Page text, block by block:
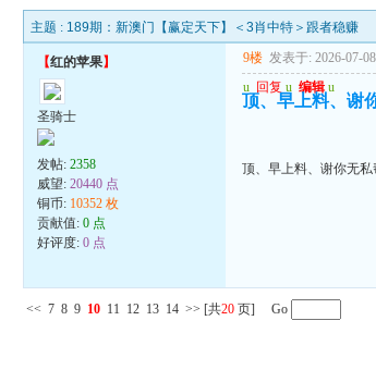
主题 : 189期：新澳门【赢定天下】＜3肖中特＞跟者稳赚
【红的苹果】
圣骑士
发帖:2358
威望:20440 点
铜币: 10352 枚
贡献值:0 点
好评度:0 点
9楼 发表于: 2026-07-
u 回复 u 编辑 u
顶、早上料、谢
顶、早上料、谢你无私
<< 7 8 9 10 11 12 13 14 >> [共20 页] Go